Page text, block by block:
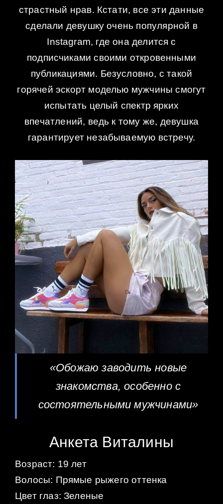
страстный нрав. Кстати, все эти данные
сделали девушку очень популярной в
Instagram, где она делится с
подписчиками своими откровенными
публикациями. Безусловно, с такой
горячей эскорт моделью мужчины смогут
испытать целый спектр ярких
впечатлений, ведь к тому же, девушка
гарантирует незабываемую встречу.
«Обожаю заводить новые
знакомства, особенно с
состоятельными мужчинами»
Анкета Виталины
Возраст: 19 лет
Волосы: Прямые рыжего оттенка
Цвет глаз: Зеленые